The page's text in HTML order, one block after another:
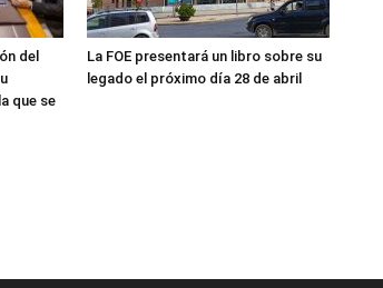
del
que se
La FOE presentará un libro sobre su
legado el próximo día 28 de abril